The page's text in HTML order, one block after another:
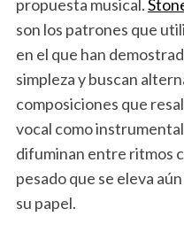
propuesta musical.
son los patrones que
en el que han
simpleza y buscan
composiciones que
vocal como
difuminan entre ritmos
pesado que se eleva
su papel.